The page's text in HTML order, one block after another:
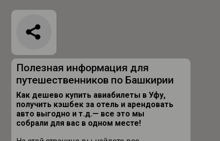
Как дешево купить авиабилеты в Уфу,
получить кэшбек за отель и арендовать
авто выгодно и т.д.— все это мы
собрали для вас в одном месте!
Полезная информация для
путешественников по Башкирии